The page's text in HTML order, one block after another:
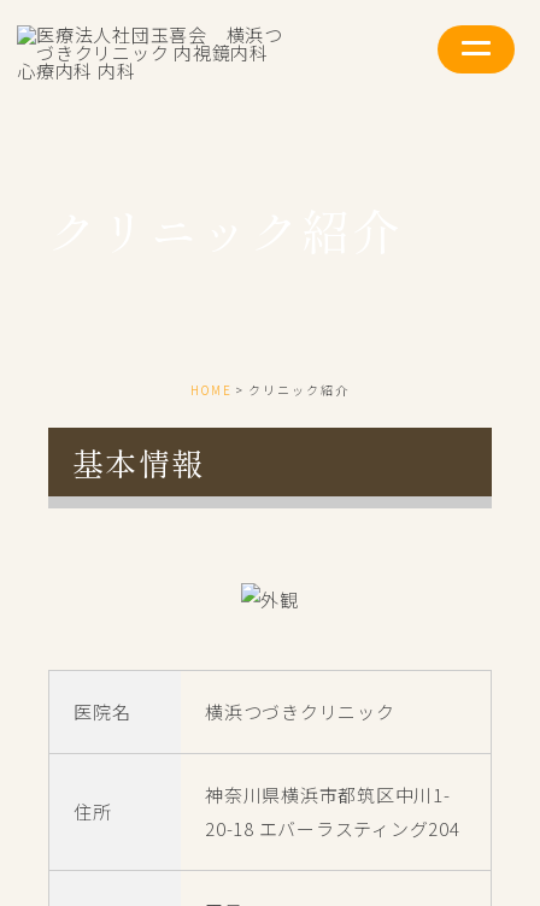
HOME クリニック紹介
基本情報
医院名 横浜つづきクリニック
住所
神奈川県横浜市都筑区中川1-
20-18 エバーラスティング204